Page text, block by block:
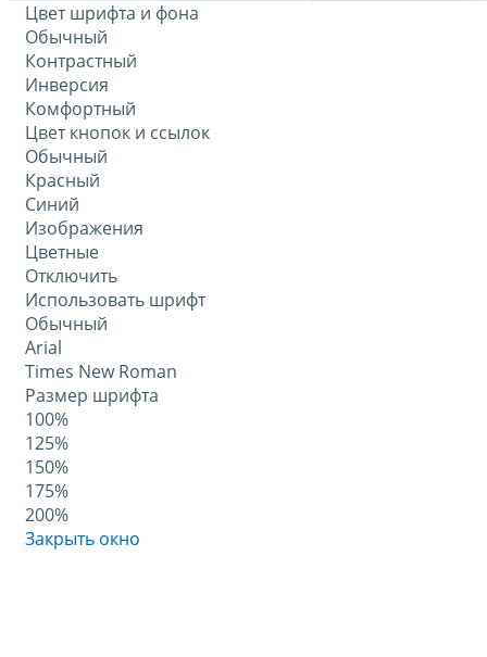
Цвет шрифта и фона
Обычный
Контрастный
Инверсия
Комфортный
Цвет кнопок и ссылок
Обычный
Красный
Синий
Изображения
Цветные
Отключить
Использовать шрифт
Обычный
Arial
Times New Roman
Размер шрифта
100%
125%
150%
175%
200%
Закрыть окно